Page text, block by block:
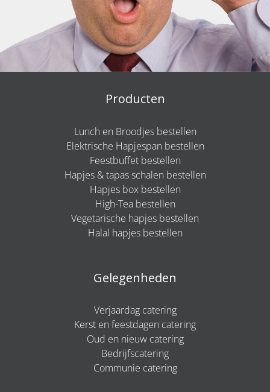
Producten
Lunch en Broodjes bestellen
Elektrische Hapjespan bestellen
Feestbuffet bestellen
Hapjes & tapas schalen bestellen
Hapjes box bestellen
High-Tea bestellen
Vegetarische hapjes bestellen
Halal hapjes bestellen
Gelegenheden
Verjaardag catering
Kerst en feestdagen catering
Oud en nieuw catering
Bedrijfscatering
Communie catering